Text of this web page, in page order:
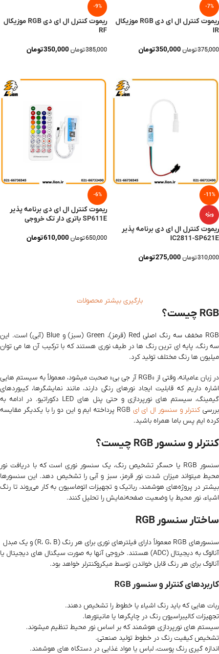
-7%
ریموت کنترل ال ای دی RGB موزیکال
IR
375,000تومان350,000تومان
-9%
ریموت کنترل ال ای دی RGB موزیکال
RF
385,000تومان350,000تومان
-11%
ویژه
ریموت کنترل ال ای دی برنامه پذیر
IC2811-SP621E
310,000تومان275,000تومان
-6%
ریموت کنترل ال ای دی برنامه پذیر
SP611E باتری دار تک خروجی
650,000تومان610,000تومان
بارگیری بیشتر محصولات
RGB چیست؟
RGB مخفف سه رنگ اصلی Red (قرمز)، Green (سبز) و Blue (آبی) است. این
سه رنگ، پایه‌ ای‌ ترین رنگ‌ ها در طیف نوری هستند که با ترکیب آن‌ ها می‌ توان
میلیون‌ ها رنگ مختلف تولید کرد.
در زبان عامیانه، وقتی از «RGB آر جی بی» صحبت میشود، معمولاً به سیستم‌ هایی
اشاره داریم که قابلیت ایجاد نورهای رنگی دارند، مانند نمایشگرها، کیبوردهای
گیمینگ، سیستم‌ های نورپردازی و حتی پنل‌ های LED دکوراتیو. در ادامه به
بررسیکنترلر و سنسور ال ای ای
RGB پرداخته ایم و این دو را با یکدیگر مقایسه
کرده ایم پس باما همراه باشید.
کنترلر و سنسور RGB چیست؟
سنسور RGB یا حسگر تشخیص رنگ، یک سنسور نوری است که با دریافت نور
محیط میتواند میزان شدت نور قرمز، سبز و آبی را تشخیص دهد. این سنسورها
بیشتر در پروژه‌های هوشمند، رباتیک و تجهیزات اتوماسیون به کار می‌روند تا رنگ
اشیاء، نور محیط یا وضعیت صفحه‌نمایش را تحلیل کنند.
ساختار سنسور RGB
سنسورهای RGB معمولاً دارای فیلترهای نوری برای هر رنگ (R، G، B) و یک مبدل
آنالوگ به دیجیتال (ADC) هستند. خروجی آنها به صورت سیگنال‌ های دیجیتال یا
آنالوگ برای هر رنگ قابل خواندن توسط میکروکنترلر خواهد بود.
کاربردهای کنترلر و سنسور RGB
ربات‌ هایی که باید رنگ اشیاء یا خطوط را تشخیص دهند.
تجهیزات کالیبراسیون رنگ در چاپگرها یا مانیتورها.
سیستم‌ های نورپردازی هوشمند که بر اساس نور محیط تنظیم میشوند.
تشخیص کیفیت رنگ در خطوط تولید صنعتی.
اندازه‌ گیری رنگ پوست، لباس یا مواد غذایی در دستگاه‌ های هوشمند.